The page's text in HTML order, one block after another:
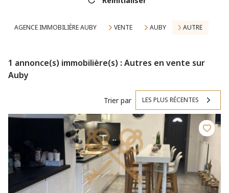
AGENCE IMMOBILIÈRE AUBY VENTE AUBY AUTRE
1 annonce(s) immobilière(s) : Autres en vente sur
Auby
Trier par LES PLUS RÉCENTES